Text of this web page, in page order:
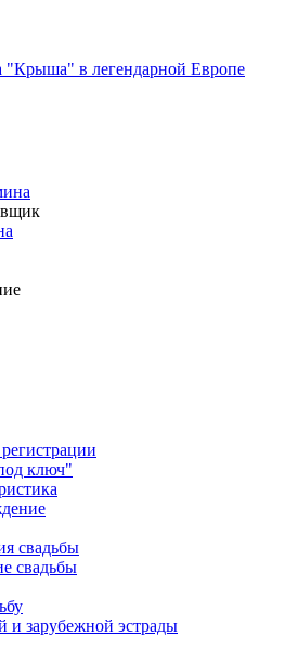
"Крыша" в легендарной Европе
ключ"
свадьбы
свадьбы
и зарубежной эстрады